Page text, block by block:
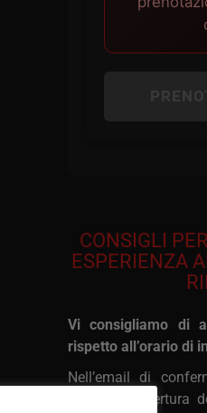
CONSIGLI
ESPERIENZA
Vi consigliamo di
rispetto all’orario di
Nell’email di
l’orario di